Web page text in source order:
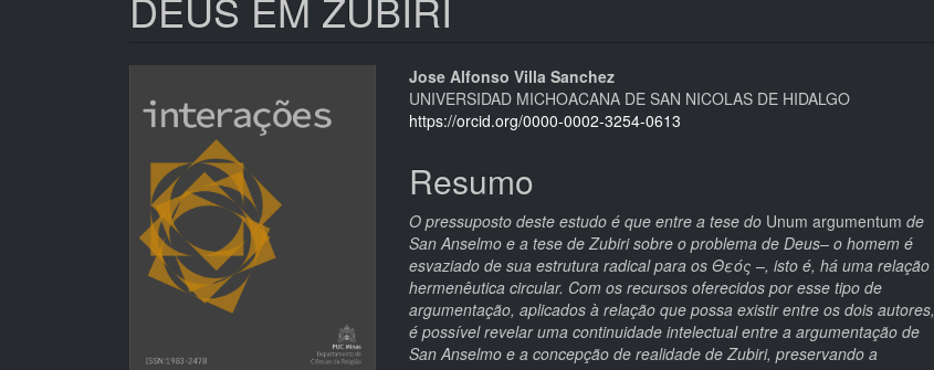
lateral
de
artigos
Conteúdo
do
principal
Jose Alfonso Villa Sanchez
UNIVERSIDAD MICHOACANA DE SAN NICOLAS DE HIDALGO
https://orcid.org/0000-0002-3254-0613
Resumo
O pressuposto deste estudo é que entre a tese do Unum argumentum de
San Anselmo e a tese de Zubiri sobre o problema de Deus– o homem é
esvaziado de sua estrutura radical para os Θεός –, isto é, há uma relação
hermenêutica circular. Com os recursos oferecidos por esse tipo de
argumentação, aplicados à relação que possa existir entre os dois autores,
é possível revelar uma continuidade intelectual entre a argumentação de
San Anselmo e a concepção de realidade de Zubiri, preservando a